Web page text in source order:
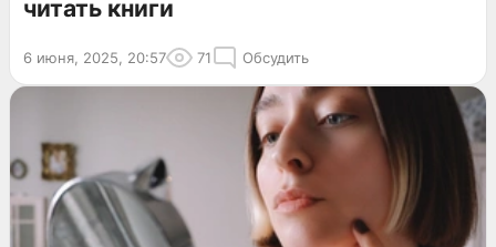
читать книги
6 июня, 2025, 20:57 71 Обсудить